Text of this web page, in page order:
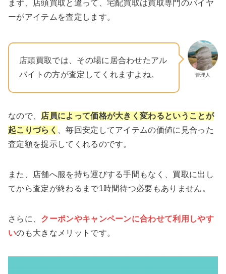
まず、店頭買取と違って、宅配買取は買取専門のバイヤ
ーがアイテムを査定します。
管理人
店頭買取では、その場に居合わせたアル
バイトの方が査定してくれますよね。
なので、
店員によって価格が大きく変わるということが
起こりづらく
、毎回安定してアイテムの価値に見合った
査定額を提示してくれるのです。
また、店舗へ服を持ち運びする手間もなく、買取に出し
てから査定が終わるまで1時間待つ必要もありません。
さらに、 クーポンやキャンペーンに合わせて利用しやす
いのも大きなメリットです。